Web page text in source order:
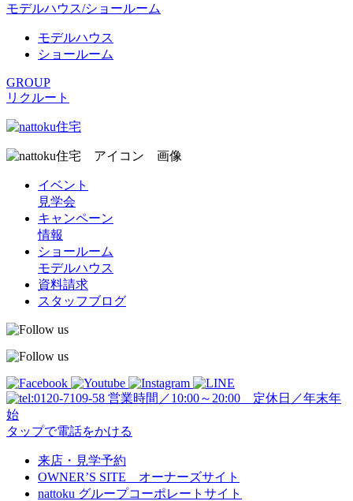
モデルハウス/ショールーム
モデルハウス
ショールーム
GROUP
リクルート
イベント
見学会
キャンペーン
情報
ショールーム
モデルハウス
資料請求
スタッフブログ
営業時間／10:00～20:00 定休日／年末年
始
タップで電話をかける
来店・見学予約
OWNER’S SITE オーナーズサイト
nattoku グループコーポレートサイト